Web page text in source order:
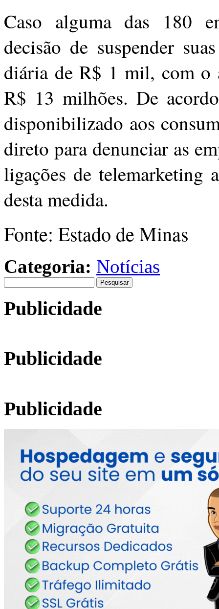
Caso alguma das 180
decisão de suspender
diária de R$ 1 mil, com o
R$ 13 milhões. De
disponibilizado aos
direto para denunciar as
ligações de telemarketing
desta medida.
Fonte: Estado de Minas
Categoria: Notícias
por:
Publicidade
Publicidade
Publicidade